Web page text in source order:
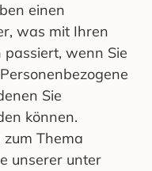
einen
was mit Ihren
wenn Sie
Sie
können.
Thema
unserer unter